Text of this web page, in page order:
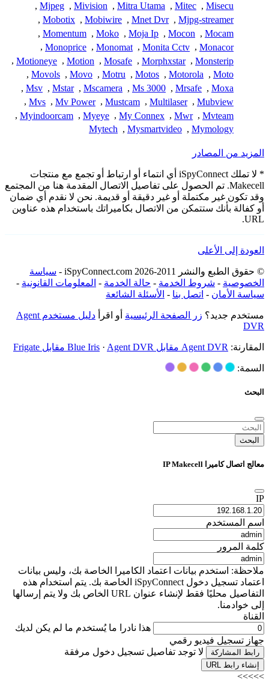
Misecu
,
Mitec
,
Mitra Utama
,
Mivision
,
Mjpeg
,
Mjpg-streamer
,
Mnet Dvr
,
Mobiwire
,
Mobotix
,
Mocam
,
Mocon
,
Moja Ip
,
Moko
,
Momentum
,
Monacor
,
Monita Cctv
,
Monomat
,
Monoprice
,
Monsterip
,
Morphxstar
,
Mosafe
,
Motion
,
Motioneye
,
Moto
,
Motorola
,
Motos
,
Motru
,
Movo
,
Movols
,
Moxa
,
Mrsafe
,
Ms 3000
,
Mscamera
,
Mstar
,
Msv
,
Mubview
,
Multilaser
,
Mustcam
,
Mv Power
,
Mvs
,
Mvteam
,
Mwr
,
My Connex
,
Myeye
,
Myindoorcam
,
Mymology
,
Mysmartvideo
,
Mytech
المزيد من المصادر
* لا تملك iSpyConnect أي انتماء أو ارتباط أو تجمع مع منتجات
Makecell. تم الحصول على تفاصيل الاتصال المقدمة هنا من المجتمع
وقد تكون غير مكتملة أو غير دقيقة أو قديمة. نحن لا نقدم أي ضمان
أو كفالة بأنك ستتمكن من الاتصال بكاميراتك باستخدام هذه عناوين
URL.
العودة إلى الأعلى
© حقوق الطبع والنشر 2011-2026 iSpyConnect.com -
سياسة
الخصوصية - شروط الخدمة - حالة الخدمة - المعلومات القانونية -
سياسة الأمان - اتصل بنا - الأسئلة الشائعة
مستخدم جديد؟ زر الصفحة الرئيسية أو اقرأ
دليل مستخدم Agent
DVR
المقارنة: Agent DVR مقابل Blue Iris · Agent DVR مقابل Frigate
السمة:
البحث
البحث
معالج اتصال كاميرا IP Makecell
IP
اسم المستخدم
كلمة المرور
ملاحظة: استخدم بيانات اعتماد الكاميرا الخاصة بك، وليس بيانات
اعتماد تسجيل دخول iSpyConnect الخاصة بك. يتم استخدام هذه
التفاصيل محليًا فقط لإنشاء عنوان URL الخاص بك ولا يتم إرسالها
إلى خوادمنا.
القناة
هذا نادرا ما يُستخدم ما لم يكن لديك
جهاز تسجيل فيديو رقمي
رابط المشاركة لا توجد تفاصيل تسجيل دخول مرفقة
إنشاء رابط URL
>>>>>